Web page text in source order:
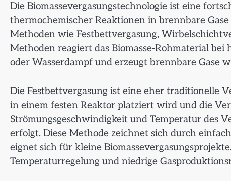
Die Biomassevergasungstechnologie ist eine
thermochemischer Reaktionen in brennbare
Methoden wie Festbettvergasung,
Methoden reagiert das Biomasse-Rohmaterial
oder Wasserdampf und erzeugt brennbare Gase
Die Festbettvergasung ist eine eher traditionelle
in einem festen Reaktor platziert wird und die
Strömungsgeschwindigkeit und Temperatur des
erfolgt. Diese Methode zeichnet sich durch
eignet sich für kleine
Temperaturregelung und niedrige